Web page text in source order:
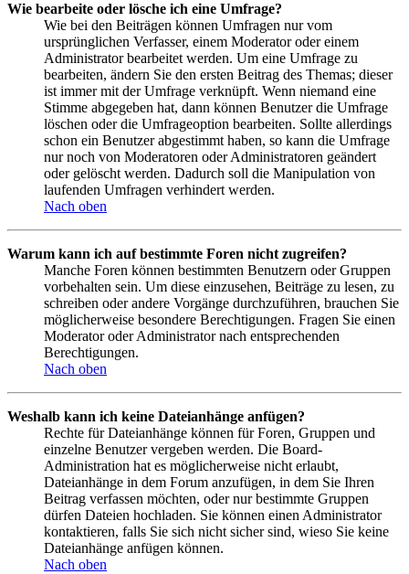
Wie bearbeite oder lösche ich eine Umfrage?
Wie bei den Beiträgen können Umfragen nur vom
ursprünglichen Verfasser, einem Moderator oder einem
Administrator bearbeitet werden. Um eine Umfrage zu
bearbeiten, ändern Sie den ersten Beitrag des Themas; dieser
ist immer mit der Umfrage verknüpft. Wenn niemand eine
Stimme abgegeben hat, dann können Benutzer die Umfrage
löschen oder die Umfrageoption bearbeiten. Sollte allerdings
schon ein Benutzer abgestimmt haben, so kann die Umfrage
nur noch von Moderatoren oder Administratoren geändert
oder gelöscht werden. Dadurch soll die Manipulation von
laufenden Umfragen verhindert werden.
Nach oben
Warum kann ich auf bestimmte Foren nicht zugreifen?
Manche Foren können bestimmten Benutzern oder Gruppen
vorbehalten sein. Um diese einzusehen, Beiträge zu lesen, zu
schreiben oder andere Vorgänge durchzuführen, brauchen Sie
möglicherweise besondere Berechtigungen. Fragen Sie einen
Moderator oder Administrator nach entsprechenden
Berechtigungen.
Nach oben
Weshalb kann ich keine Dateianhänge anfügen?
Rechte für Dateianhänge können für Foren, Gruppen und
einzelne Benutzer vergeben werden. Die Board-
Administration hat es möglicherweise nicht erlaubt,
Dateianhänge in dem Forum anzufügen, in dem Sie Ihren
Beitrag verfassen möchten, oder nur bestimmte Gruppen
dürfen Dateien hochladen. Sie können einen Administrator
kontaktieren, falls Sie sich nicht sicher sind, wieso Sie keine
Dateianhänge anfügen können.
Nach oben